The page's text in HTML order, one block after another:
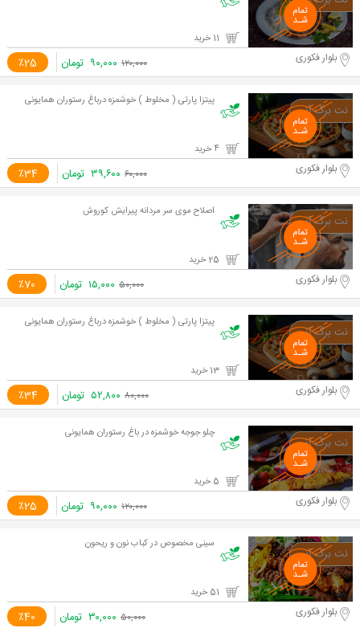
٪25 بلوار فکوری ۱۲۰,۰۰۰ ۹۰,۰۰۰ تومان
پیتزا پارتی ( مخلوط ) خوشمزه درباغ رستوران همایونی
٪34 بلوار فکوری ۶۰,۰۰۰ ۳۹,۶۰۰ تومان
اصلاح موی سر مردانه پیرایش کوروش
٪70 بلوار فکوری ۵۰,۰۰۰ ۱۵,۰۰۰ تومان
پیتزا پارتی ( مخلوط ) خوشمزه درباغ رستوران همایونی
٪34 بلوار فکوری ۸۰,۰۰۰ ۵۲,۸۰۰ تومان
چلو جوجه خوشمزه در باغ رستوران همایونی
٪25 بلوار فکوری ۱۲۰,۰۰۰ ۹۰,۰۰۰ تومان
سینی مخصوص در کباب نون و ریحون
٪40 بلوار فکوری ۵۰,۰۰۰ ۳۰,۰۰۰ تومان